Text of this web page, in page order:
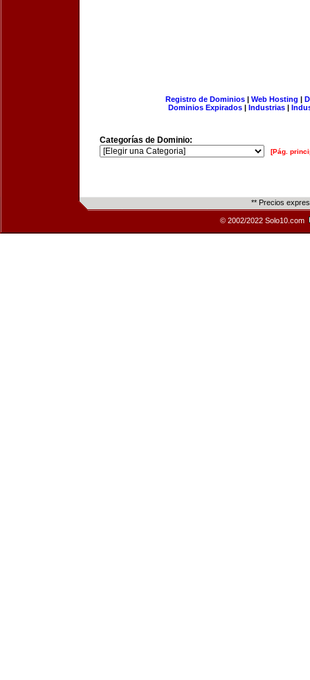
Registro de Dominios| Web Hosting |
Dominios Expirados | Industrias |
Categorías de Dominio:
[Pág.
** Precios
© 2002/2022 Solo10.com